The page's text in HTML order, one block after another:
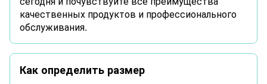
качественных продуктов и профессионального
обслуживания.
Как определить размер